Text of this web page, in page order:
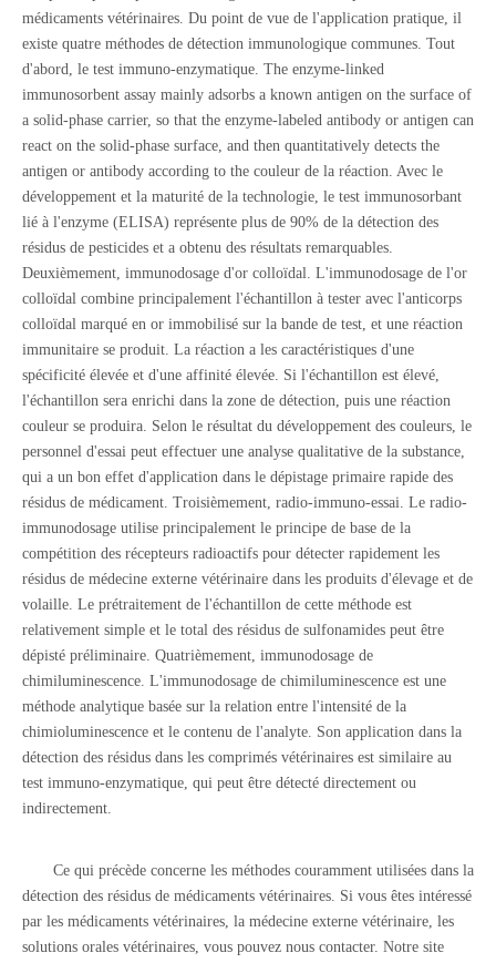
médicaments vétérinaires. Du point de vue de l'application pratique, il
existe quatre méthodes de détection immunologique communes. Tout
d'abord, le test immuno-enzymatique. The enzyme-linked
immunosorbent assay mainly adsorbs a known antigen on the surface of
a solid-phase carrier, so that the enzyme-labeled antibody or antigen can
react on the solid-phase surface, and then quantitatively detects the
antigen or antibody according to the couleur de la réaction. Avec le
développement et la maturité de la technologie, le test immunosorbant
lié à l'enzyme (ELISA) représente plus de 90% de la détection des
résidus de pesticides et a obtenu des résultats remarquables.
Deuxièmement, immunodosage d'or colloïdal. L'immunodosage de l'or
colloïdal combine principalement l'échantillon à tester avec l'anticorps
colloïdal marqué en or immobilisé sur la bande de test, et une réaction
immunitaire se produit. La réaction a les caractéristiques d'une
spécificité élevée et d'une affinité élevée. Si l'échantillon est élevé,
l'échantillon sera enrichi dans la zone de détection, puis une réaction
couleur se produira. Selon le résultat du développement des couleurs, le
personnel d'essai peut effectuer une analyse qualitative de la substance,
qui a un bon effet d'application dans le dépistage primaire rapide des
résidus de médicament. Troisièmement, radio-immuno-essai. Le radio-
immunodosage utilise principalement le principe de base de la
compétition des récepteurs radioactifs pour détecter rapidement les
résidus de médecine externe vétérinaire dans les produits d'élevage et de
volaille. Le prétraitement de l'échantillon de cette méthode est
relativement simple et le total des résidus de sulfonamides peut être
dépisté préliminaire. Quatrièmement, immunodosage de
chimiluminescence. L'immunodosage de chimiluminescence est une
méthode analytique basée sur la relation entre l'intensité de la
chimioluminescence et le contenu de l'analyte. Son application dans la
détection des résidus dans les comprimés vétérinaires est similaire au
test immuno-enzymatique, qui peut être détecté directement ou
indirectement.
Ce qui précède concerne les méthodes couramment utilisées dans la
détection des résidus de médicaments vétérinaires. Si vous êtes intéressé
par les médicaments vétérinaires, la médecine externe vétérinaire, les
solutions orales vétérinaires, vous pouvez nous contacter. Notre site